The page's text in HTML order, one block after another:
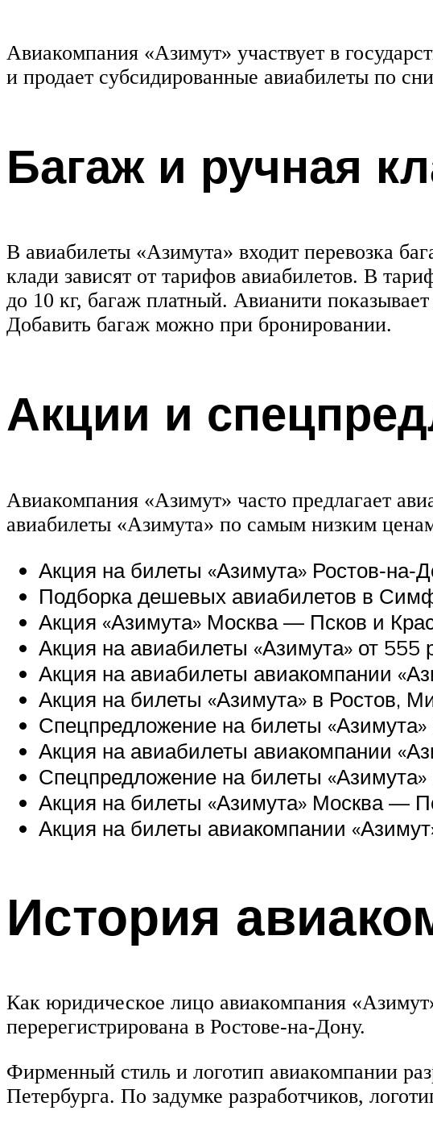
Авиакомпания «Азимут» участвует в
и продает субсидированные авиабилеты по
Багаж и ручная
В авиабилеты «Азимута» входит перевозка
клади зависят от тарифов авиабилетов. В
до 10 кг, багаж платный. Авианити
Добавить багаж можно при бронировании.
Акции и
Авиакомпания «Азимут» часто предлагает
авиабилеты «Азимута» по самым низким
Акция на билеты «Азимута»
Подборка дешевых авиабилетов в
Акция «Азимута» Москва — Псков и
Акция на авиабилеты «Азимута» от 555
Акция на авиабилеты авиакомпании
Акция на билеты «Азимута» в Ростов,
Спецпредложение на билеты
Акция на авиабилеты авиакомпании
Спецпредложение на билеты
Акция на билеты «Азимута» Москва —
Акция на билеты авиакомпании
История
Как юридическое лицо авиакомпания
перерегистрирована в Ростове-на-Дону.
Фирменный стиль и логотип авиакомпании
Петербурга. По задумке разработчиков,